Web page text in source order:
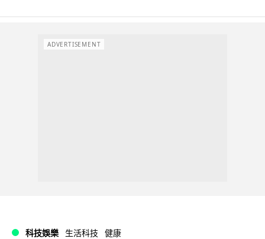
ADVERTISEMENT
科技娛樂 生活科技 健康